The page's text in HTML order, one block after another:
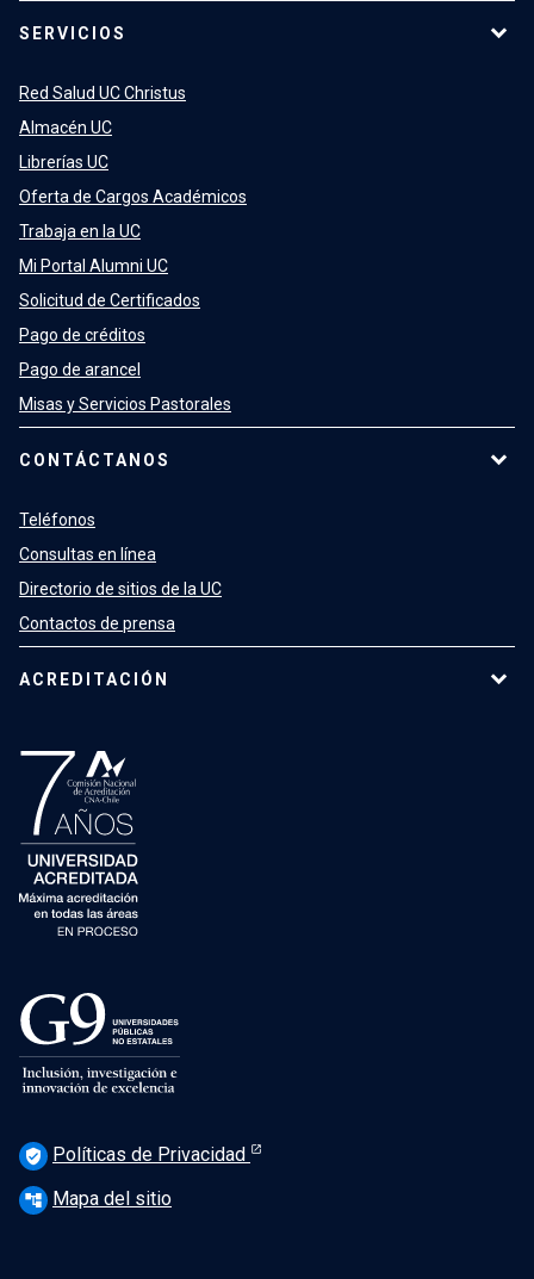
SERVICIOS
Red Salud UC Christus
Almacén UC
Librerías UC
Oferta de Cargos Académicos
Trabaja en la UC
Mi Portal Alumni UC
Solicitud de Certificados
Pago de créditos
Pago de arancel
Misas y Servicios Pastorales
CONTÁCTANOS
Teléfonos
Consultas en línea
Directorio de sitios de la UC
Contactos de prensa
ACREDITACIÓN
verified_user Políticas de Privacidad
account_tree Mapa del sitio